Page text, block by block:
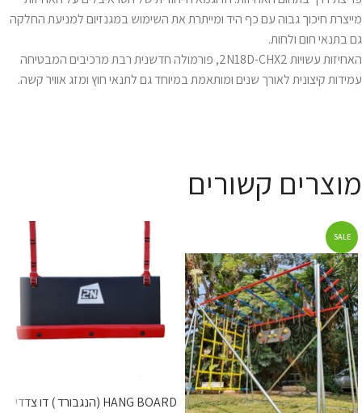
מייצרת חיכוך גבוה עם כף היד ומייתרת את השימוש במגנזיום למניעת החלקה
גם בתנאי חום ולחות.
האחיזות עשויות 2N18D-CHX2, פורמולה חדשנית רבת מרכיבים המבטיחה
עמידות קיצונית לאורך שנים ומותאמת במיוחד גם לתנאי חוץ ומזג אוויר קשה.
מוצרים קשורים
SALE
HANG BOARD (הנגבורד ) דו צדדי